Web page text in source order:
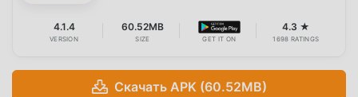
4.1.4
VERSION
60.52MB
SIZE GET IT ON
4.3 ★
1698 RATINGS
Скачать APK (60.52MB)